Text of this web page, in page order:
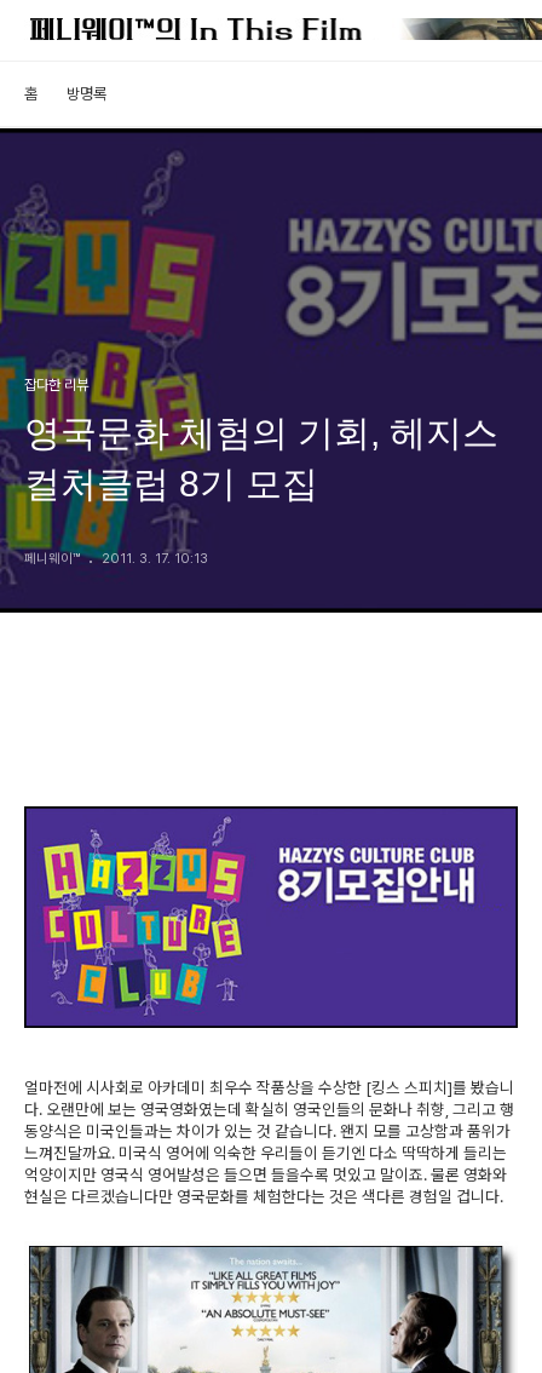
홈 방명록
잡다한 리뷰
영국문화 체험의 기회, 헤지스
컬처클럽 8기 모집
페니웨이™ 2011. 3. 17. 10:13
얼마전에 시사회로 아카데미 최우수 작품상을 수상한 [킹스 스피치]를 봤습니
다. 오랜만에 보는 영국영화였는데 확실히 영국인들의 문화나 취향, 그리고 행
동양식은 미국인들과는 차이가 있는 것 같습니다. 왠지 모를 고상함과 품위가
느껴진달까요. 미국식 영어에 익숙한 우리들이 듣기엔 다소 딱딱하게 들리는
억양이지만 영국식 영어발성은 들으면 들을수록 멋있고 말이죠. 물론 영화와
현실은 다르겠습니다만 영국문화를 체험한다는 것은 색다른 경험일 겁니다.